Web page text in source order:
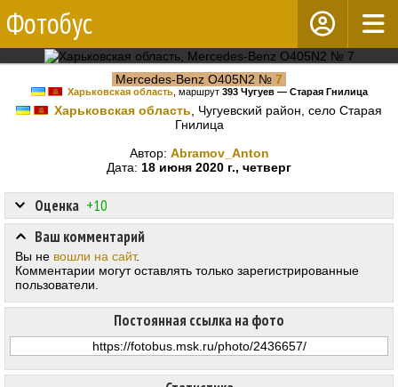
Фотобус
Mercedes-Benz O405N2 № 7
Харьковская область, маршрут 393 Чугуев — Старая Гнилица
Харьковская область , Чугуевский район, село Старая
Гнилица
Автор: Abramov_Anton
Дата: 18 июня 2020 г., четверг
Оценка +10
Постоянная ссылка на фото
Ваш комментарий
Вы не вошли на сайт.
Комментарии могут оставлять только зарегистрированные
пользователи.